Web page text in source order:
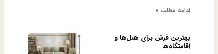
ادامه مطلب »
بهترین فرش برای هتل‌ها و
اقامتگاه‌ها